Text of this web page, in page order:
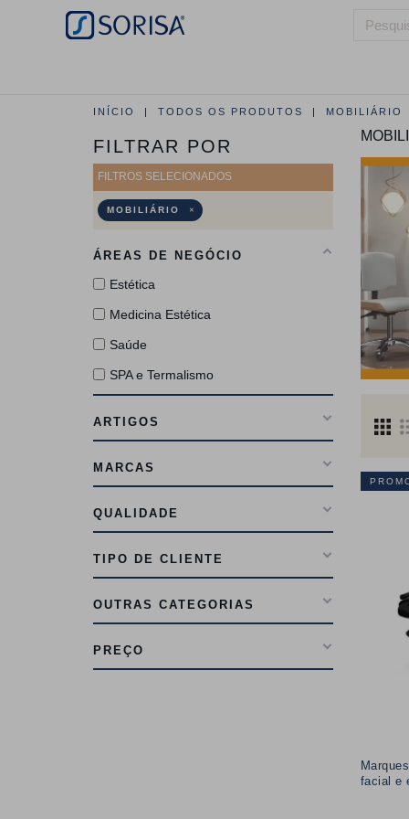
INÍCIO TODOS OS PRODUTOS MOBILIÁRIO
FILTRAR POR
MOBILIÁRIO
ÁREAS DE NEGÓCIO
Estética
Medicina Estética
Saúde
SPA e Termalismo
ARTIGOS
MARCAS
QUALIDADE
TIPO DE CLIENTE
OUTRAS CATEGORIAS
PREÇO
facial e